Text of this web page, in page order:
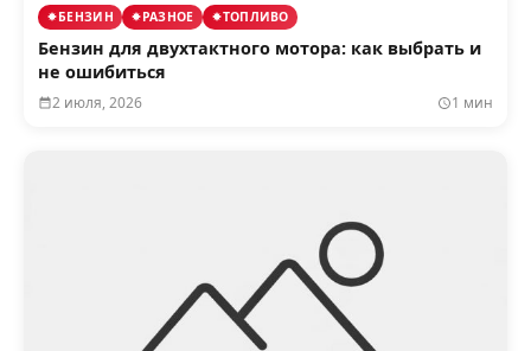
БЕНЗИН РАЗНОЕ ТОПЛИВО
Бензин для двухтактного мотора: как выбрать и
не ошибиться
2 июля, 2026 1 мин